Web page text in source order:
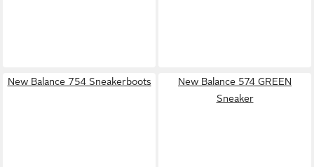
New Balance 754 Sneakerboots
New Balance 574 GREEN
Sneaker